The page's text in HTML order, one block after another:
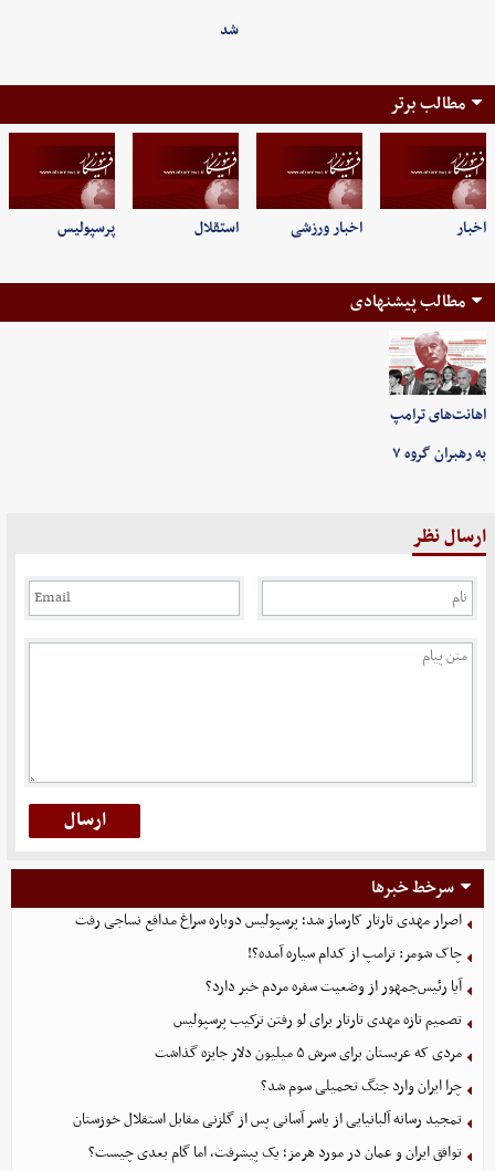
شد
مطالب برتر
اخبار اخبار ورزشی استقلال پرسپولیس
مطالب پیشنهادی
اهانت‌های ترامپ
به رهبران گروه ۷
ارسال نظر
سرخط خبرها
اصرار مهدی تارتار کارساز شد؛ پرسپولیس دوباره سراغ مدافع نساجی رفت
چاک شومر: ترامپ از کدام سیاره آمده؟!
آیا رئیس‌جمهور از وضعیت سفره مردم خبر دارد؟
تصمیم تازه مهدی تارتار برای لو رفتن ترکیب پرسپولیس
مردی که عربستان برای سرش ۵ میلیون دلار جایزه گذاشت
چرا ایران وارد جنگ تحمیلی سوم شد؟
تمجید رسانه آلبانیایی از یاسر آسانی پس از گلزنی مقابل استقلال خوزستان
توافق ایران و عمان در مورد هرمز؛ یک پیشرفت، اما گام بعدی چیست؟